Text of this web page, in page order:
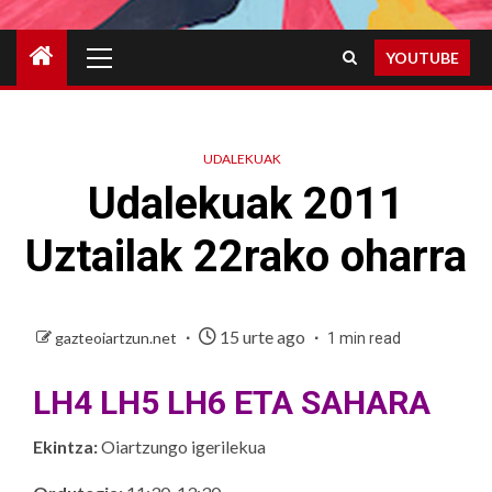
Menu
YOUTUBE
UDALEKUAK
Udalekuak 2011
Uztailak 22rako oharra
gazteoiartzun.net 15 urte ago 1 min read
LH4 LH5 LH6 ETA SAHARA
Ekintza:Oiartzungo igerilekua